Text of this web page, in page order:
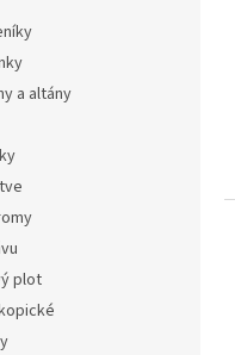
a altány
plot